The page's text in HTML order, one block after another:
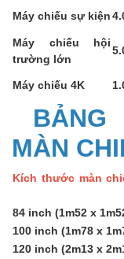
Máy chiếu sự kiện
Máy chiếu hội
trường lớn
Máy chiếu 4K
BẢNG
MÀN
Kích thước màn
84 inch (1m52 x
100 inch (1m78 x
120 inch (2m13 x